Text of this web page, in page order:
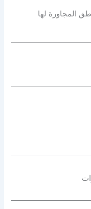
المجاورة لها